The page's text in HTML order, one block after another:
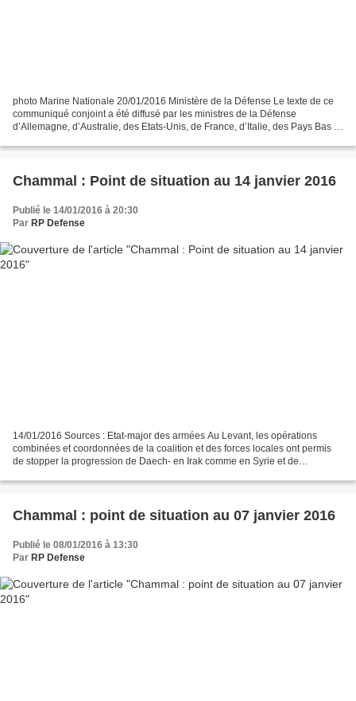
photo Marine Nationale 20/01/2016 Ministère de la Défense Le texte de ce
communiqué conjoint a été diffusé par les ministres de la Défense
d’Allemagne, d’Australie, des Etats-Unis, de France, d’Italie, des Pays Bas et
Chammal : Point de situation au 14 janvier 2016
Publié le 14/01/2016 à 20:30
Par RP Defense
14/01/2016 Sources : Etat-major des armées Au Levant, les opérations
combinées et coordonnées de la coalition et des forces locales ont permis
de stopper la progression de Daech- en Irak comme en Syrie et de
Chammal : point de situation au 07 janvier 2016
Publié le 08/01/2016 à 13:30
Par RP Defense